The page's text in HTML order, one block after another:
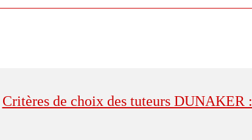
Critères de choix des tuteurs DUNAKER :